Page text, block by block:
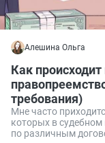
Алешина Ольга
Как
требования)
Мне часто
которых в
по различным